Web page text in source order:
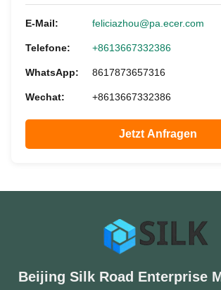
E-Mail: feliciazhou@pa.ecer.com
Telefone: +8613667332386
WhatsApp: 8617873657316
Wechat: +8613667332386
Jetzt Anfragen
Beijing Silk Road Enterprise